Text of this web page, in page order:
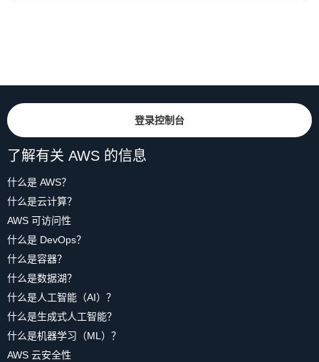
登录控制台
了解有关 AWS 的信息
什么是 AWS？
什么是云计算？
AWS 可访问性
什么是 DevOps？
什么是容器？
什么是数据湖？
什么是人工智能（AI）？
什么是生成式人工智能？
什么是机器学习（ML）？
AWS 云安全性